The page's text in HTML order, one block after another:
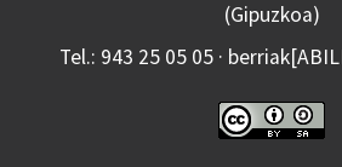
(Gipuzkoa)
Tel.: 943 25 05 05 ·